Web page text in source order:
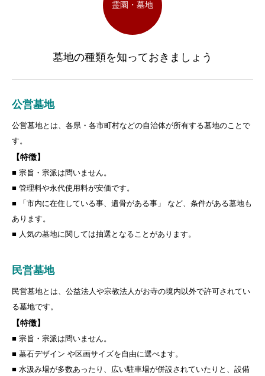
霊園・墓地
墓地の種類を知っておきましょう
公営墓地
公営墓地とは、各県・各市町村などの自治体が所有する墓地のことで
す。
【特徴】
■ 宗旨・宗派は問いません。
■ 管理料や永代使用料が安価です。
■ 「市内に在住している事、遺骨がある事」 など、条件がある墓地も
あります。
■ 人気の墓地に関しては抽選となることがあります。
民営墓地
民営墓地とは、公益法人や宗教法人がお寺の境内以外で許可されてい
る墓地です。
【特徴】
■ 宗旨・宗派は問いません。
■ 墓石デザイン や区画サイズを自由に選べます。
■ 水汲み場が多数あったり、広い駐車場が併設されていたりと、設備